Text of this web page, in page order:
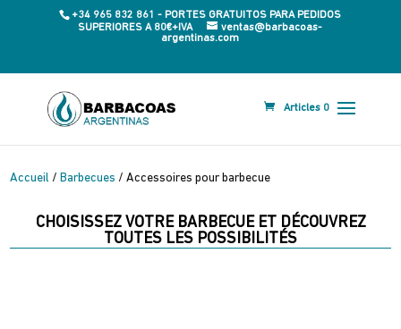
+34 965 832 861 - PORTES GRATUITOS PARA PEDIDOS
SUPERIORES A 80€+IVA
ventas@barbacoas-
argentinas.com
Articles 0
Accueil /Barbecues / Accessoires pour barbecue
CHOISISSEZ VOTRE BARBECUE ET DÉCOUVREZ
TOUTES LES POSSIBILITÉS